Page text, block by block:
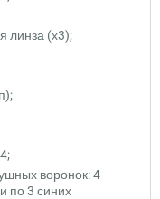
линза (х3);
воронок: 4
по 3 синих